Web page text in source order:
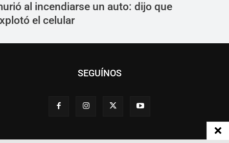
al incendiarse un auto: dijo que
el celular
SEGUÍNOS